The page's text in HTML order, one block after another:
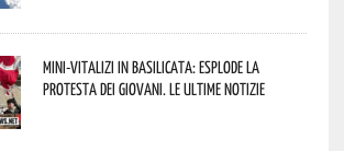
Mini-vitalizi in Basilicata: esplode la
protesta dei giovani. Le ultime notizie